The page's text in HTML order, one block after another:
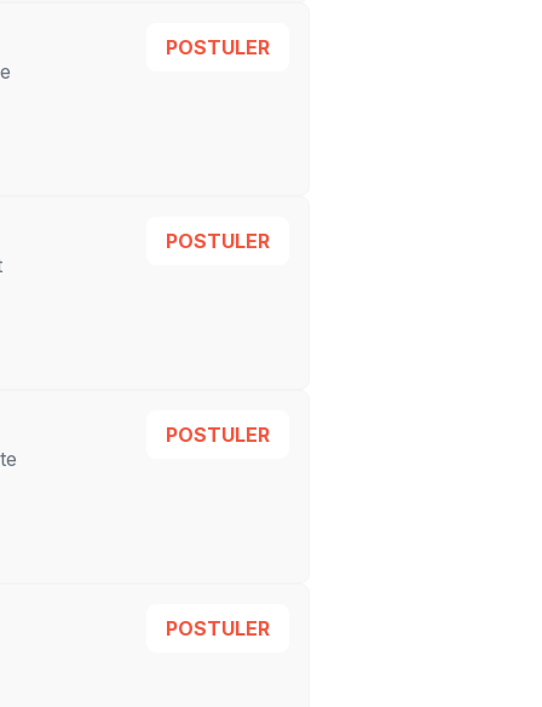
POSTULER
POSTULER
POSTULER
POSTULER